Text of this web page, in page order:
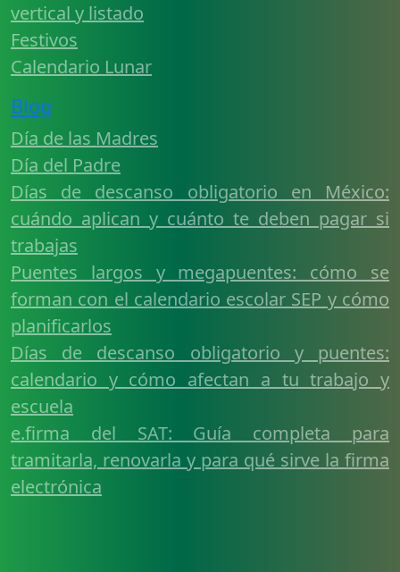
vertical y listado
Festivos
Calendario Lunar
Blog
Día de las Madres
Día del Padre
Días de descanso obligatorio en México:
cuándo aplican y cuánto te deben pagar si
trabajas
Puentes largos y megapuentes: cómo se
forman con el calendario escolar SEP y cómo
planificarlos
Días de descanso obligatorio y puentes:
calendario y cómo afectan a tu trabajo y
escuela
e.firma del SAT: Guía completa para
tramitarla, renovarla y para qué sirve la firma
electrónica